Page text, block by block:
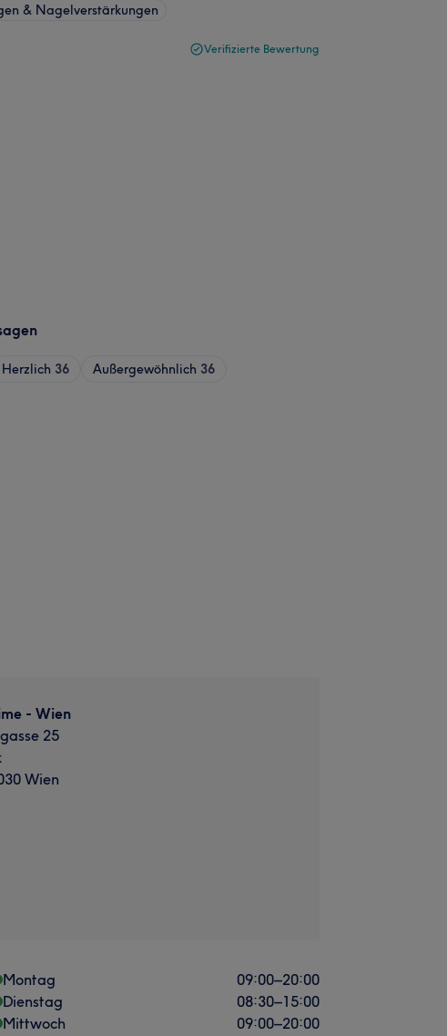
& Nagelverstärkungen
Verifizierte Bewertung
Herzlich 36 Außergewöhnlich 36
- Wien
25
Wien
Montag 09:00–20:00
Dienstag
08:30–15:00
Mittwoch
09:00–20:00